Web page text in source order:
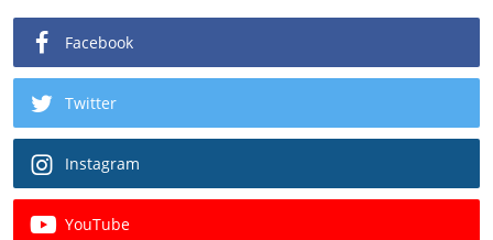
Facebook
Twitter
Instagram
YouTube